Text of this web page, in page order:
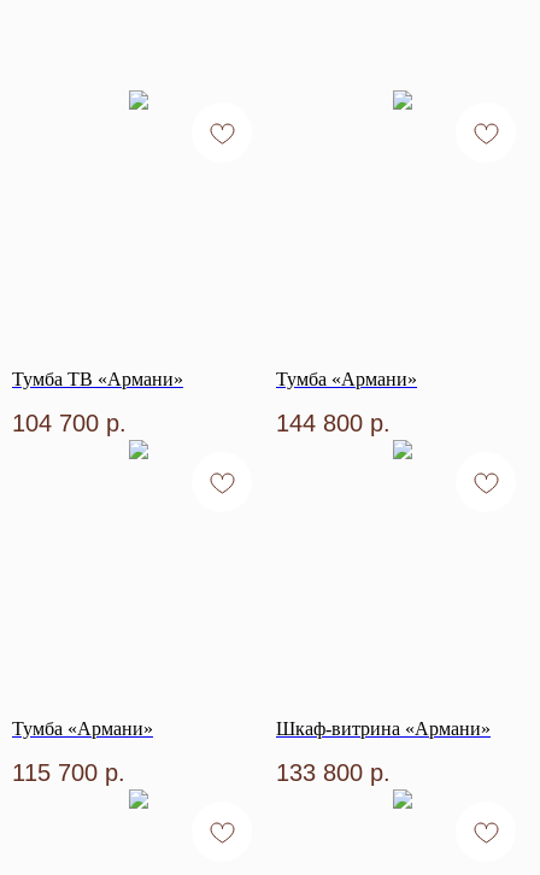
Тумба ТВ «Армани»
104 700 р.
Тумба «Армани»
144 800 р.
Тумба «Армани»
115 700 р.
Шкаф-витрина «Армани»
133 800 р.